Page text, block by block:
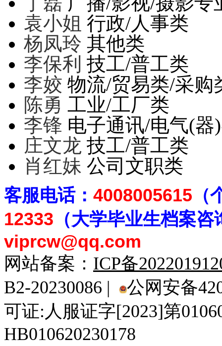
袁小姐 行政/人事类
杨凤玲 其他类
李保利 技工/普工类
李姣 物流/贸易类/采购
陈勇 工业/工厂类
李锋 电子通讯/电气(器
庄文龙 技工/普工类
肖红妹 公司文职类
客服电话： 4008005615
12333 （大学毕业生档案咨
viprcw@qq.com
网站备案： ICP备
B2-20230086 |
公网安备
可证:人服证字[2023]第
HB010620230178